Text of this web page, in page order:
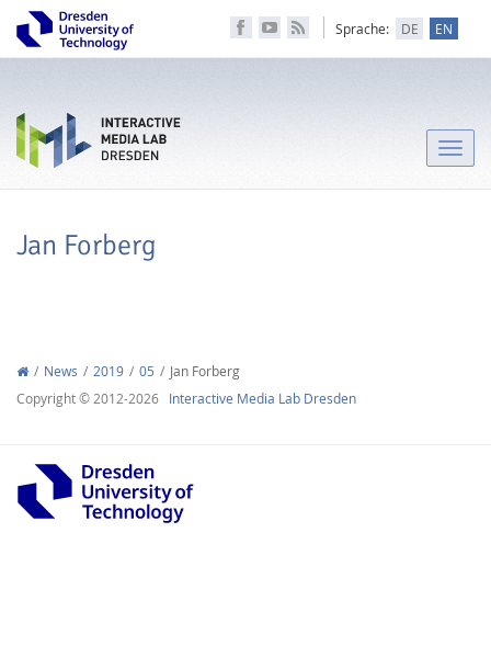
Sprache: DE EN
Toggle
Jan Forberg
News 2019 05
Jan Forberg
Copyright © 2012-2026 Interactive Media Lab Dresden